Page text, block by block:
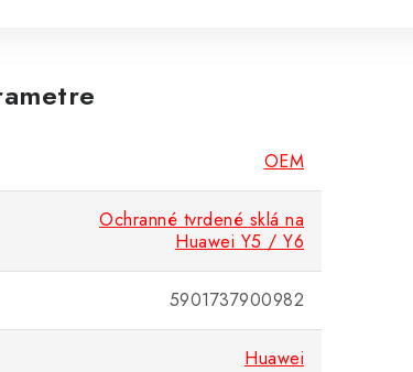
OEM
Ochranné tvrdené sklá na
Huawei Y5 / Y6
5901737900982
Huawei